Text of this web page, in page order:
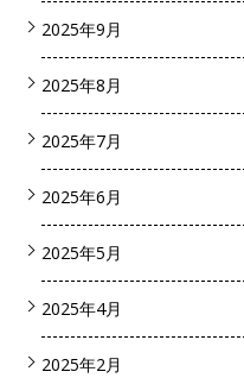
2025年9月
2025年8月
2025年7月
2025年6月
2025年5月
2025年4月
2025年2月